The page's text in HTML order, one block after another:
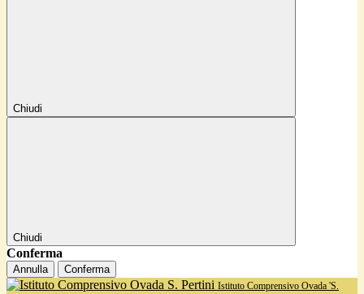
Chiudi
Chiudi
Conferma
Annulla Conferma
Istituto Comprensivo Ovada 'S.